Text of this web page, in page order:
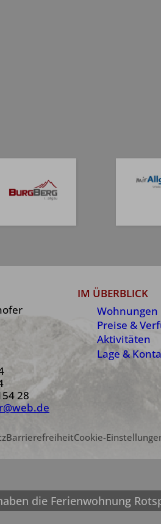
28
IM ÜBERBLICK
Wohnungen
Preise &
Aktivitäten
Lage &
BarrierefreiheitCookie-
die Ferienwohnung